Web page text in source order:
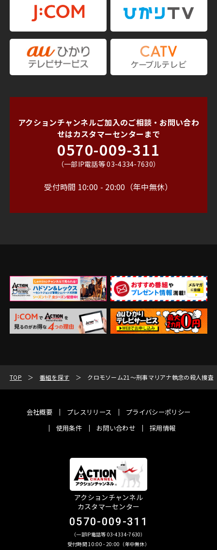
アクションチャンネルご加入のご相談・お問い合わ
せはカスタマーセンターまで
0570-009-311
（一部IP電話等 03-4334-7630）
受付時間 10:00 - 20:00（年中無休）
TOP 番組を探す クロモソーム21～刑事マリアナ執念の殺人捜査
会社概要 プレスリリース
プライバシーポリシー
使用条件
お問い合わせ 採用情報
アクションチャンネル
カスタマーセンター
0570-009-311
（一部IP電話等 03-4334-7630）
受付時間 10:00 - 20:00（年中無休）